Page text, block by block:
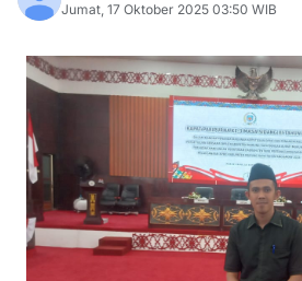
Jumat, 17 Oktober 2025 03:50 WIB